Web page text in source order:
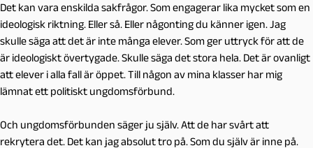
Det kan vara enskilda sakfrågor. Som engagerar lika mycket som en
ideologisk riktning. Eller så. Eller någonting du känner igen. Jag
skulle säga att det är inte många elever. Som ger uttryck för att de
är ideologiskt övertygade. Skulle säga det stora hela. Det är ovanligt
att elever i alla fall är öppet. Till någon av mina klasser har mig
lämnat ett politiskt ungdomsförbund.
Och ungdomsförbunden säger ju själv. Att de har svårt att
rekrytera det. Det kan jag absolut tro på. Som du själv är inne på.